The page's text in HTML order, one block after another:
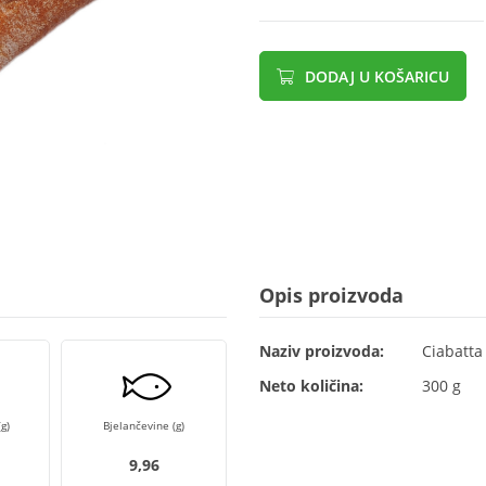
DODAJ U KOŠARICU
Bjelančevine (g)
9,96
Opis proizvoda
Naziv proizvoda:
Neto količina:
300 g